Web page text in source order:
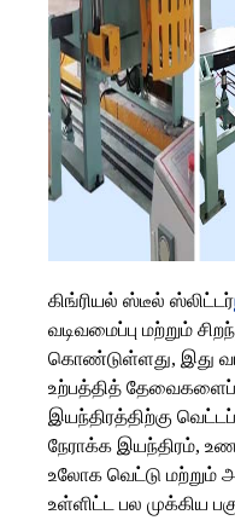
கிங்ரியல் ஸ்டீல் ஸ்லிட்டர்
வடிவமைப்பு மற்றும்
கொண்டுள்ளது, இது
உற்பத்தித் தேவைகளைப்
இயந்திரத்திற்கு
நேராக்க இயந்திரம்,
உலோக வெட்டு மற்றும்
உள்ளிட்ட பல முக்கிய